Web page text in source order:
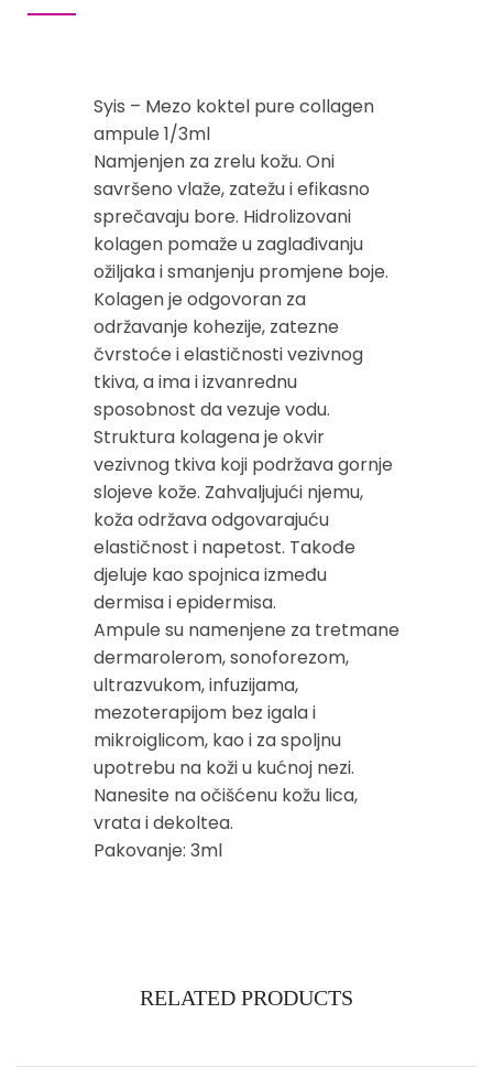
Syis – Mezo koktel pure collagen
ampule 1/3ml
Namjenjen za zrelu kožu. Oni
savršeno vlaže, zatežu i efikasno
sprečavaju bore. Hidrolizovani
kolagen pomaže u zaglađivanju
ožiljaka i smanjenju promjene boje.
Kolagen je odgovoran za
održavanje kohezije, zatezne
čvrstoće i elastičnosti vezivnog
tkiva, a ima i izvanrednu
sposobnost da vezuje vodu.
Struktura kolagena je okvir
vezivnog tkiva koji podržava gornje
slojeve kože. Zahvaljujući njemu,
koža održava odgovarajuću
elastičnost i napetost. Takođe
djeluje kao spojnica između
dermisa i epidermisa.
Ampule su namenjene za tretmane
dermarolerom, sonoforezom,
ultrazvukom, infuzijama,
mezoterapijom bez igala i
mikroiglicom, kao i za spoljnu
upotrebu na koži u kućnoj nezi.
Nanesite na očišćenu kožu lica,
vrata i dekoltea.
Pakovanje: 3ml
RELATED PRODUCTS